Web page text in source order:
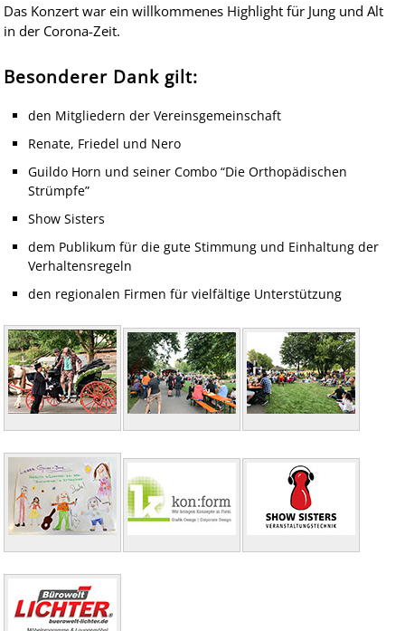
Das Konzert war ein willkommenes Highlight für Jung und Alt
in der Corona-Zeit.
Besonderer Dank gilt:
den Mitgliedern der Vereinsgemeinschaft
Renate, Friedel und Nero
Guildo Horn und seiner Combo “Die Orthopädischen
Strümpfe”
Show Sisters
dem Publikum für die gute Stimmung und Einhaltung der
Verhaltensregeln
den regionalen Firmen für vielfältige Unterstützung